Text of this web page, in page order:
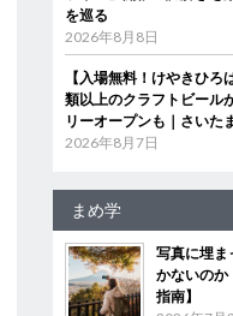
を巡る
2026年8月8日
【入場無料！けやきひ
類以上のクラフトビール
リーオープンも｜さいた
2026年8月7日
まめ学
写真に埋ま
かないの
指南】